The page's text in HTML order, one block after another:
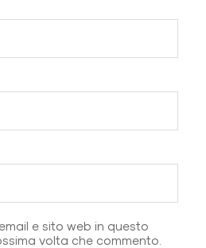
e sito web in questo
volta che commento.